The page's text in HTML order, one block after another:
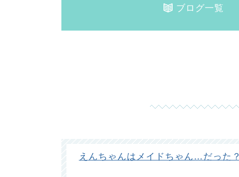
ブログ一覧
えんちゃんはメイドちゃん…だった？